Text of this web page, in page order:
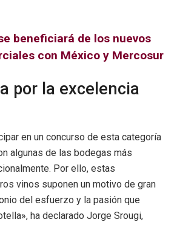
beneficiará de los nuevos
con México y Mercosur
por la excelencia
en un concurso de esta categoría
algunas de las bodegas más
Por ello, estas
vinos suponen un motivo de gran
del esfuerzo y la pasión que
ha declarado Jorge Srougi,